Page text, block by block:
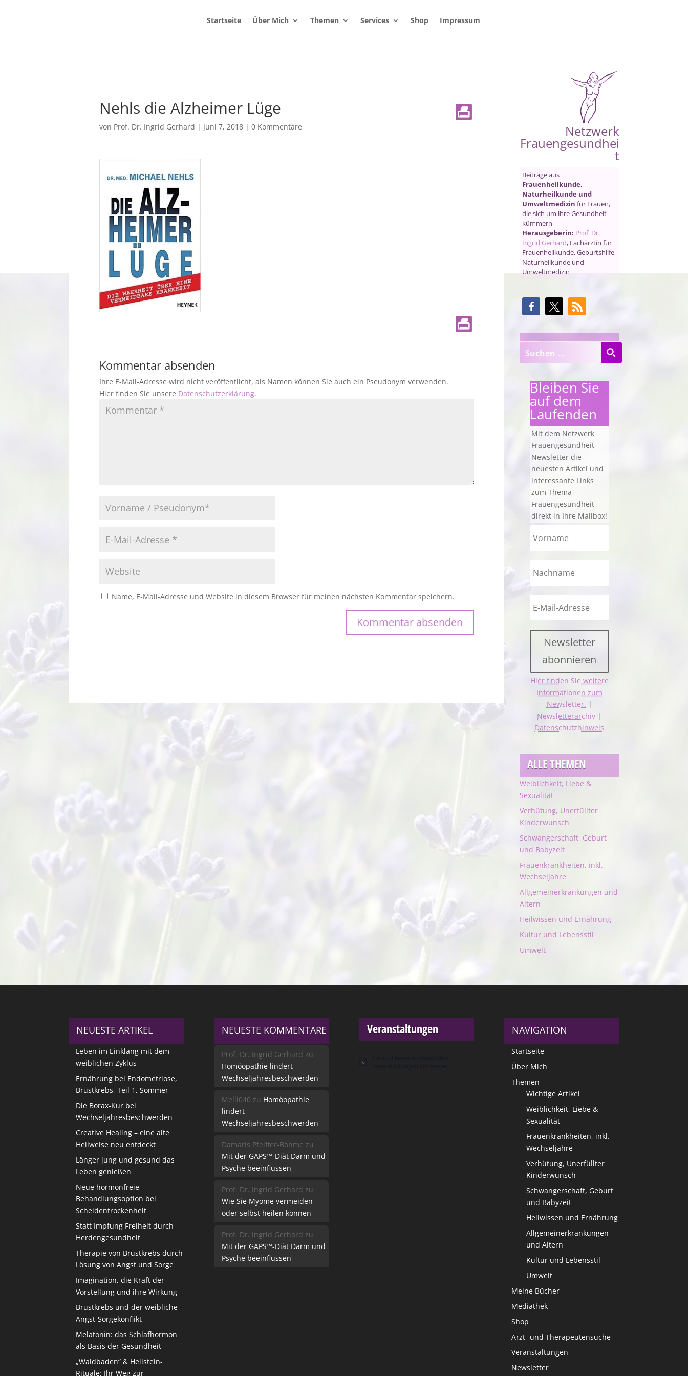
Startseite Über Mich Themen Services Shop Impressum
Nehls die Alzheimer Lüge
von Prof. Dr. Ingrid Gerhard | Juni 7, 2018| 0 Kommentare
Kommentar absenden
Ihre E-Mail-Adresse wird nicht veröffentlicht, als Namen können Sie auch ein Pseudonym verwenden.
Hier finden Sie unsere Datenschutzerklärung.
Name, E-Mail-Adresse und Website in diesem Browser für meinen nächsten Kommentar speichern.
Netzwerk
Frauengesundhei
t
Beiträge aus
Frauenheilkunde,
Naturheilkunde und
Umweltmedizin für Frauen,
die sich um ihre Gesundheit
kümmern
Herausgeberin: Prof. Dr.
Ingrid Gerhard, Fachärztin für
Frauenheilkunde, Geburtshilfe,
Naturheilkunde und
Umweltmedizin
Bleiben Sie
auf dem
Laufenden
Mit dem Netzwerk
Frauengesundheit-
Newsletter die
neuesten Artikel und
interessante Links
zum Thema
Frauengesundheit
direkt in Ihre Mailbox!
Newsletter
abonnieren
Hier finden Sie weitere
Informationen zum
Newsletter. |
Newsletterarchiv |
Datenschutzhinweis
ALLE THEMEN
Weiblichkeit, Liebe &
Sexualität
Verhütung, Unerfüllter
Kinderwunsch
Schwangerschaft, Geburt
und Babyzeit
Frauenkrankheiten, inkl.
Wechseljahre
Allgemeinerkrankungen und
Altern
Heilwissen und Ernährung
Kultur und Lebensstil
Umwelt
NEUESTE ARTIKEL
Leben im Einklang mit dem
weiblichen Zyklus
Ernährung bei Endometriose,
Brustkrebs, Teil 1, Sommer
Die Borax-Kur bei
Wechseljahresbeschwerden
Creative Healing – eine alte
Heilweise neu entdeckt
Länger jung und gesund das
Leben genießen
Neue hormonfreie
Behandlungsoption bei
Scheidentrockenheit
Statt Impfung Freiheit durch
Herdengesundheit
Therapie von Brustkrebs durch
Lösung von Angst und Sorge
Imagination, die Kraft der
Vorstellung und ihre Wirkung
Brustkrebs und der weibliche
Angst-Sorgekonflikt
Melatonin: das Schlafhormon
als Basis der Gesundheit
„Waldbaden“ & Heilstein-
Rituale: Ihr Weg zur
NEUESTE KOMMENTARE
Prof. Dr. Ingrid Gerhard zu
Homöopathie lindert
Wechseljahresbeschwerden
Melli040 zu Homöopathie
lindert
Wechseljahresbeschwerden
Damaris Pfeiffer-Böhme zu
Mit der GAPS™-Diät Darm und
Psyche beeinflussen
Prof. Dr. Ingrid Gerhard zu
Wie Sie Myome vermeiden
oder selbst heilen können
Prof. Dr. Ingrid Gerhard zu
Mit der GAPS™-Diät Darm und
Psyche beeinflussen
Veranstaltungen
Hinweis
NAVIGATION
Startseite
Über Mich
Themen
Wichtige Artikel
Weiblichkeit, Liebe &
Sexualität
Frauenkrankheiten, inkl.
Wechseljahre
Verhütung, Unerfüllter
Kinderwunsch
Schwangerschaft, Geburt
und Babyzeit
Heilwissen und Ernährung
Allgemeinerkrankungen
und Altern
Kultur und Lebensstil
Umwelt
Meine Bücher
Mediathek
Shop
Arzt- und Therapeutensuche
Veranstaltungen
Newsletter